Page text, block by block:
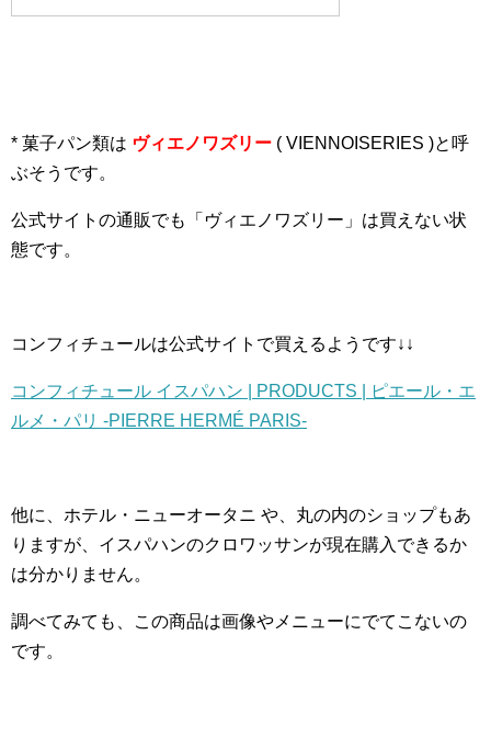
* 菓子パン類は ヴィエノワズリー ( VIENNOISERIES )と呼
ぶそうです。
公式サイトの通販でも「ヴィエノワズリー」は買えない状
態です。
コンフィチュールは公式サイトで買えるようです↓↓
コンフィチュール イスパハン | PRODUCTS | ピエール・エ
ルメ・パリ -PIERRE HERMÉ PARIS-
他に、ホテル・ニューオータニ や、丸の内のショップもあ
りますが、イスパハンのクロワッサンが現在購入できるか
は分かりません。
調べてみても、この商品は画像やメニューにでてこないの
です。